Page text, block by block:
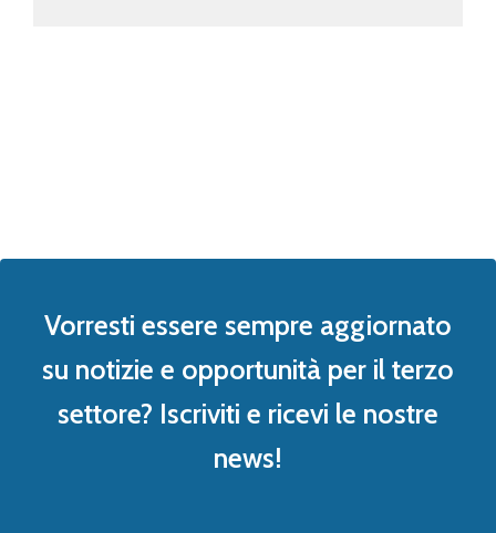
Vorresti essere sempre aggiornato
su notizie e opportunità per il terzo
settore? Iscriviti e ricevi le nostre
news!